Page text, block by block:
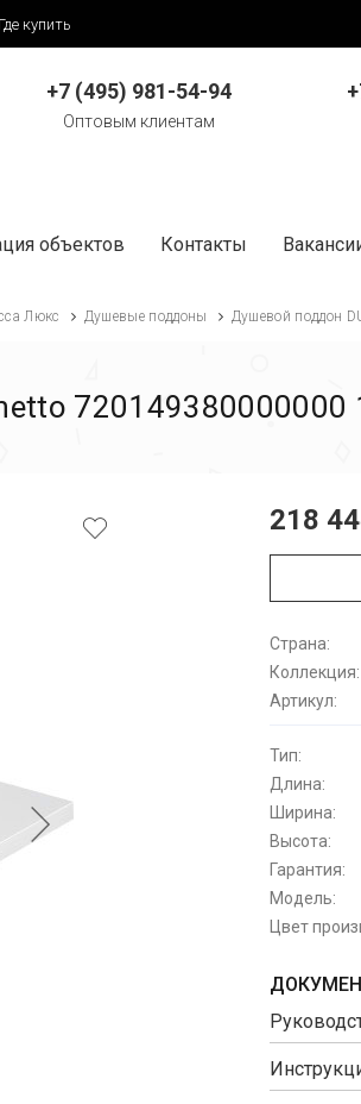
Где купить
+7 (495) 981-54-94
Оптовым клиентам
объектов Контакты
Люкс Душевые поддоны Душевой поддон
218
Страна:
Коллекция:
Артикул:
Тип:
Длина:
Ширина:
Высота:
Гарантия:
Модель:
Цвет